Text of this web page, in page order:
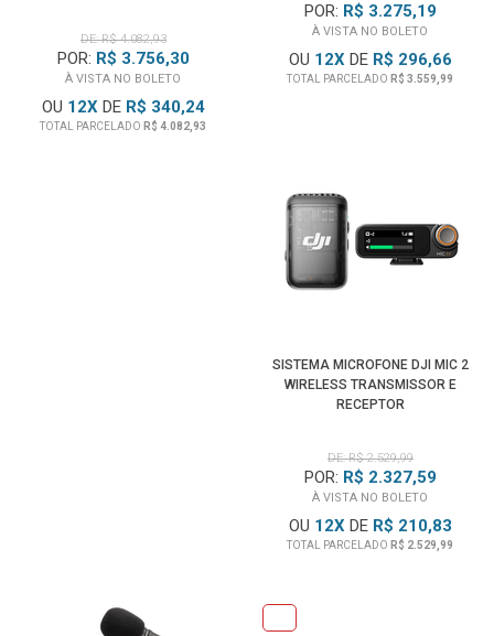
DE: R$ 4.082,93
POR: R$ 3.756,30
À VISTA NO BOLETO
OU 12XDE R$ 340,24
TOTAL PARCELADO R$ 4.082,93
POR: R$ 3.275,19
À VISTA NO BOLETO
OU 12XDE R$ 296,66
TOTAL PARCELADO R$ 3.559,99
SISTEMA MICROFONE DJI MIC 2
WIRELESS TRANSMISSOR E
RECEPTOR
DE: R$ 2.529,99
POR: R$ 2.327,59
À VISTA NO BOLETO
OU 12XDE R$ 210,83
TOTAL PARCELADO R$ 2.529,99